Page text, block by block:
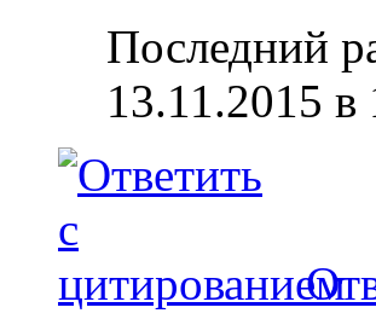
Последний
13.11.2015 в